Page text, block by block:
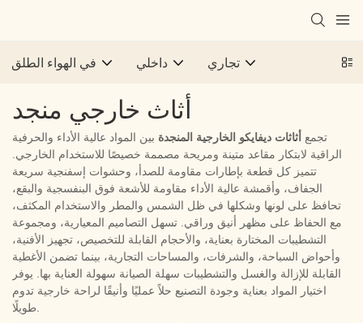
في الهواء الطلق داخلي تجاري
أثاث خارجي منجد
تجمع أثاثات ديفايكو الخارجية المنجدة بين المواد عالية الأداء والحرفية
الراقية لابتكار مقاعد متينة ومريحة مصممة خصيصًا للاستخدام الخارجي.
تتميز كل قطعة بإطارات مقاومة للصدأ، وحشوات إسفنجية سريعة
الجفاف، وأقمشة عالية الأداء مقاومة للأشعة فوق البنفسجية والبقع،
تحافظ على لونها وشكلها في ظل الشمس والمطر والاستخدام المكثف،
مع الحفاظ على مظهر أنيق وراقي. تسهل التصاميم المعيارية، ومجموعة
التشطيبات المختارة بعناية، والأحجام القابلة للتخصيص، تجهيز الأفنية،
وأحواض السباحة، والشرفات، والمساحات التجارية، بينما تضمن الأغطية
القابلة للإزالة والغسل والتشطيبات سهلة الصيانة سهولة العناية بها. يوفر
اختيار المواد بعناية وجودة التصنيع حلاً عمليًا وأنيقًا لراحة خارجية تدوم
طويلًا.